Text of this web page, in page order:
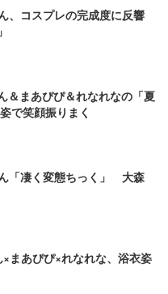
、コスプレの完成度に反響
＆まあぴぴ＆れなれなの「夏
で笑顔振りまく
「凄く変態ちっく」 大森
まあぴぴ×れなれな、浴衣姿